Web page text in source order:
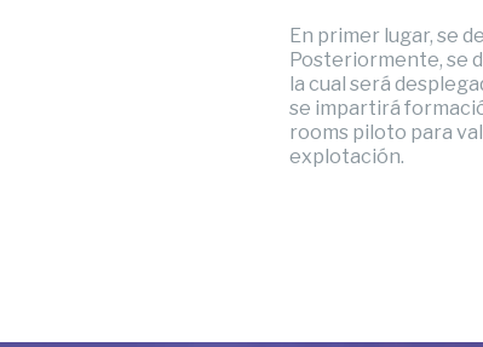
En primer lugar, se
Posteriormente, se
la cual será
se impartirá
rooms piloto para
explotación.